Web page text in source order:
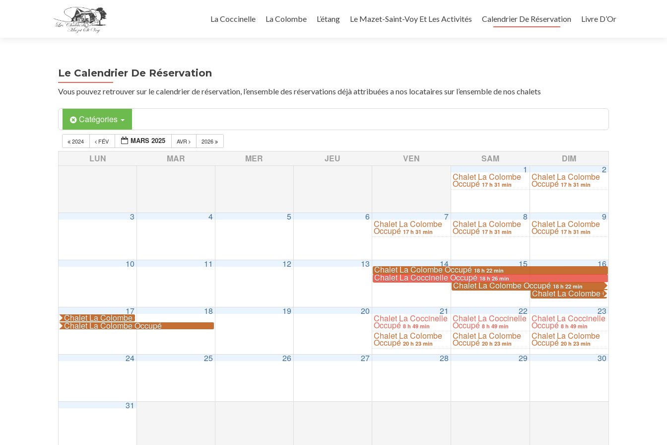
La Coccinelle La Colombe L’étang Le Mazet-Saint-Voy Et Les Activités Calendrier De Réservation Livre D’Or
Le Calendrier De Réservation
Vous pouvez retrouver sur le calendrier de réservation, l’ensemble des réservations déjà attribuées a nos locataires sur l’ensemble de nos chalets
Catégories
2024 FÉV MARS 2025 AVR 2026
LUN MAR MER JEU VEN SAM
DIM
1
Chalet La Colombe
Occupé17 h 31 min
2
Chalet La Colombe
Occupé17 h 31 min
3 4 5 6 7
Chalet La Colombe
Occupé17 h 31 min
8
Chalet La Colombe
Occupé17 h 31 min
9
Chalet La Colombe
Occupé17 h 31 min
10 11 12 13 14
Chalet La Colombe Occupé18 h 22 min
Chalet La Coccinelle Occupé18 h 26 min
15
Chalet La Colombe Occupé18 h 22 min
16
Chalet La Colombe Occupé
17
Chalet La Colombe Occupé
Chalet La Colombe Occupé
18 19 20 21
Chalet La Coccinelle
Occupé8 h 49 min
Chalet La Colombe
Occupé20 h 23 min
22
Chalet La Coccinelle
Occupé8 h 49 min
Chalet La Colombe
Occupé20 h 23 min
23
Chalet La Coccinelle
Occupé8 h 49 min
Chalet La Colombe
Occupé20 h 23 min
24 25 26 27 28 29 30
31